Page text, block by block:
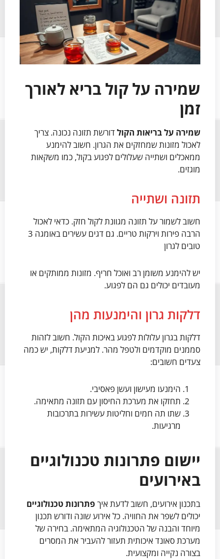
שמירה על קול בריא לאורך
זמן
שמירה על בריאות הקולדורשת תזונה נכונה. צריך
לאכול מזונות שמחזקים את הגרון. חשוב להימנע
ממאכלים ושתייה שעלולים לפגוע בקול, כמו משקאות
מוגזים.
תזונה ושתייה
חשוב לשמור על תזונה מגוונת לקול חזק. כדאי לאכול
הרבה פירות וירקות טריים. גם דגים עשירים באומגה 3
טובים לגרון
יש להימנע משומן רב ואוכל חריף. מזונות ממותקים או
מעובדים יכולים גם הם לפגוע.
דלקות גרון והימנעות מהן
דלקות בגרון עלולות לפגוע באיכות הקול. חשוב לזהות
סממנים מוקדמים ולטפל מהר. למניעת דלקות, יש כמה
צעדים חשובים:
הימנעו מעישון ועשן פאסיבי.
תחזקו את מערכת החיסון עם תזונה מתאימה.
שתו תה חמים וחליטות עשירות בתרכובות
מרגיעות.
יישום פתרונות טכנולוגיים
באירועים
בתכנון אירועים, חשוב לדעת איך פתרונות טכנולוגיים
יכולים לשפר את החוויה. כל אירוע שונה ודורש תכנון
מיוחד והבנה של הטכנולוגיה המתאימה. בחירה של
מערכת סאונד איכותית תעזור להעביר את המסרים
בצורה נקייה ומקצועית.